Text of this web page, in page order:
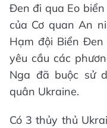
Đen đi qua Eo
của Cơ quan An
Hạm đội Biển
yêu cầu các
Nga đã buộc sử
quân Ukraine.
Có 3 thủy thủ